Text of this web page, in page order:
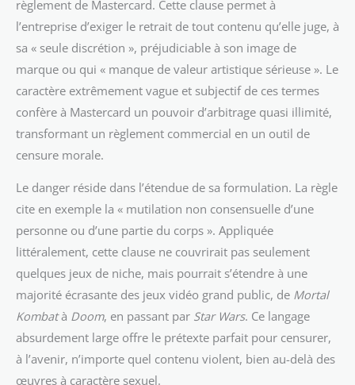
règlement de Mastercard. Cette clause permet à
l’entreprise d’exiger le retrait de tout contenu qu’elle juge, à
sa « seule discrétion », préjudiciable à son image de
marque ou qui « manque de valeur artistique sérieuse ». Le
caractère extrêmement vague et subjectif de ces termes
confère à Mastercard un pouvoir d’arbitrage quasi illimité,
transformant un règlement commercial en un outil de
censure morale.
Le danger réside dans l’étendue de sa formulation. La règle
cite en exemple la « mutilation non consensuelle d’une
personne ou d’une partie du corps ». Appliquée
littéralement, cette clause ne couvrirait pas seulement
quelques jeux de niche, mais pourrait s’étendre à une
majorité écrasante des jeux vidéo grand public, de Mortal
Kombatà Doom, en passant par Star Wars. Ce langage
absurdement large offre le prétexte parfait pour censurer,
à l’avenir, n’importe quel contenu violent, bien au-delà des
œuvres à caractère sexuel.